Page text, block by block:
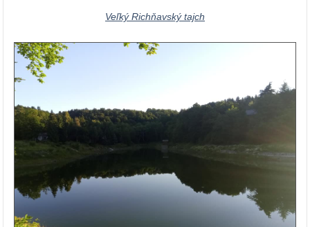
Veľký Richňavský tajch